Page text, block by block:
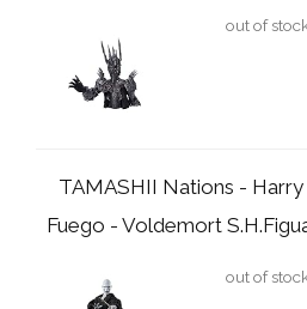
out of
TAMASHII Nations -
Fuego - Voldemort
out of